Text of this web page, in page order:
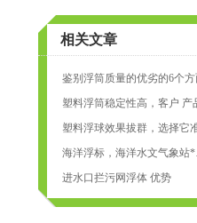
相关文章
鉴别浮筒质量的优劣的6个
塑料浮筒稳定性高，客户 产
海
进水口拦污网浮体 优势